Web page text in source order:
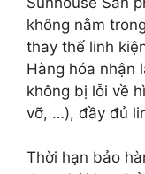
không nằm
thay thế linh
Hàng hóa nhận
không bị lỗi về
vỡ, …), đầy đủ
Thời hạn bảo